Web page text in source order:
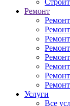
Ремонт
Услуги
Все